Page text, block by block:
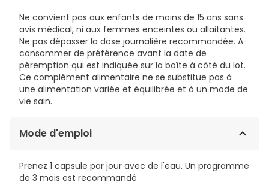
Ne convient pas aux enfants de moins de 15 ans sans
avis médical, ni aux femmes enceintes ou allaitantes.
Ne pas dépasser la dose journalière recommandée. A
consommer de préférence avant la date de
péremption qui est indiquée sur la boîte à côté du lot.
Ce complément alimentaire ne se substitue pas à
une alimentation variée et équilibrée et à un mode de
vie sain.
Mode d'emploi
Prenez 1 capsule par jour avec de l'eau. Un programme
de 3 mois est recommandé